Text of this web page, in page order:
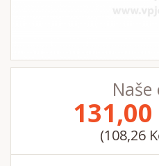
Naše
131,00
(108,26